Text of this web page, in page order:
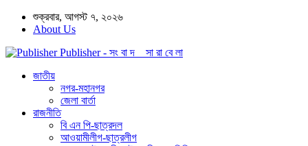
শুক্রবার, আগস্ট ৭, ২০২৬
About Us
Publisher - সং বা দ সা রা বে লা
জাতীয়
নগর-মহানগর
জেলা বার্তা
রাজনীতি
বি এন পি-ছাত্রদল
আওয়ামীলীগ-ছাত্রলীগ